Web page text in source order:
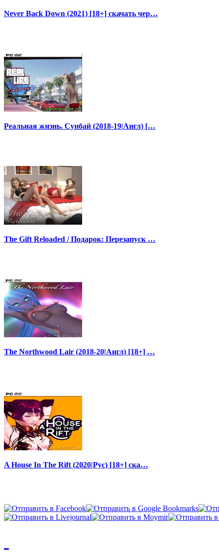
Never Back Down (2021) [18+] скачать чер…
Реальная жизнь. Сунбай (2018-19|Англ) […
The Gift Reloaded / Подарок: Перезапуск …
The Northwood Lair (2018-20|Англ) [18+] …
A House In The Rift (2020|Рус) [18+] ска…